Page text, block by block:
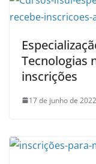
Tecnologias
inscrições
17 de junho de 2022